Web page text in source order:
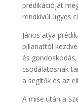
prédikációját
rendkívül ügyes
János atya
pillanattól
és
csodálatosnak
a segítők és az
A mise után a